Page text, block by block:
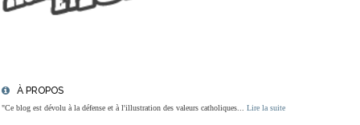
À PROPOS
"Ce blog est dévolu à la défense et à l'illustration des valeurs catholiques... Lire la suite